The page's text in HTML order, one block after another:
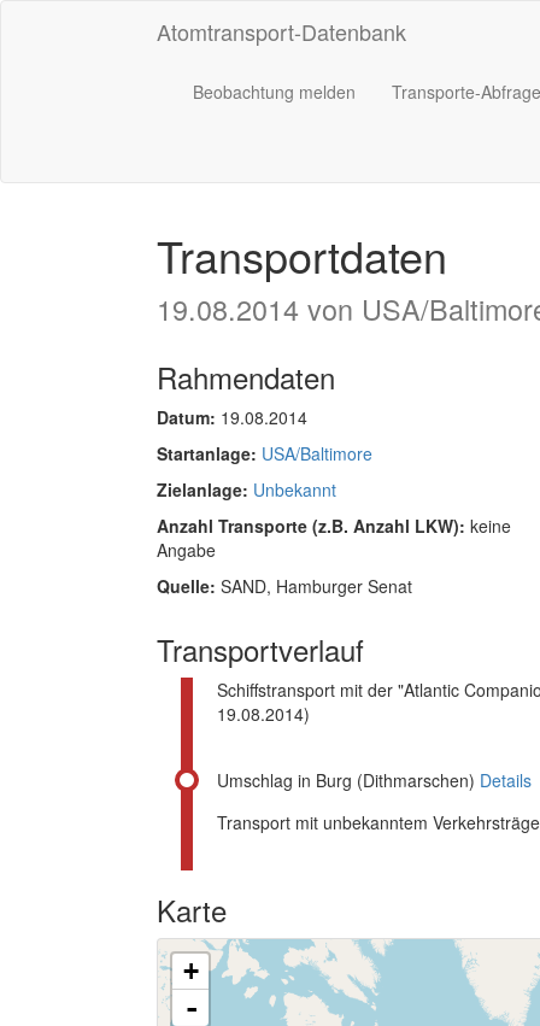
Atomtransport-Datenbank
Beobachtung melden Transporte-Abfrage
Transportdaten
19.08.2014 von USA/
Rahmendaten
Datum: 19.08.2014
Startanlage: USA/Baltimore
Zielanlage: Unbekannt
Anzahl Transporte (z.B. Anzahl LKW): keine
Angabe
Quelle: SAND, Hamburger Senat
Transportverlauf
Schiffstransport mit der "Atlantic
19.08.2014)
Umschlag in Burg (Dithmarschen) Details
Transport mit unbekanntem
Karte
+
-